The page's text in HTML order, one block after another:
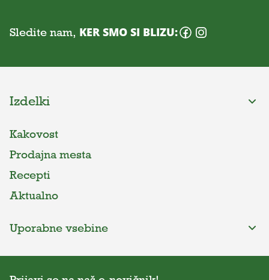
Sledite nam, KER SMO SI BLIZU:
Izdelki
Kakovost
Prodajna mesta
Recepti
Aktualno
Uporabne vsebine